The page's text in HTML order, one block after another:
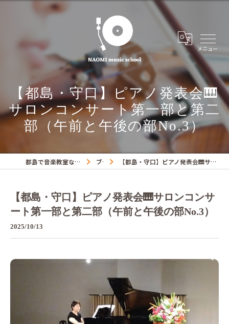
【都島・守口】ピアノ発表会🎹
サロンコンサート第一部と第二
部（午前と午後の部No.3）
都島で音楽教室ならNAOMIミュージックスクール ブログ 【都島・守口】ピアノ発表会🎹サロンコンサート第一部と第二部（午前と午後の部No.3）
【都島・守口】ピアノ発表会🎹サロンコンサ
ート第一部と第二部（午前と午後の部No.3）
2025/10/13